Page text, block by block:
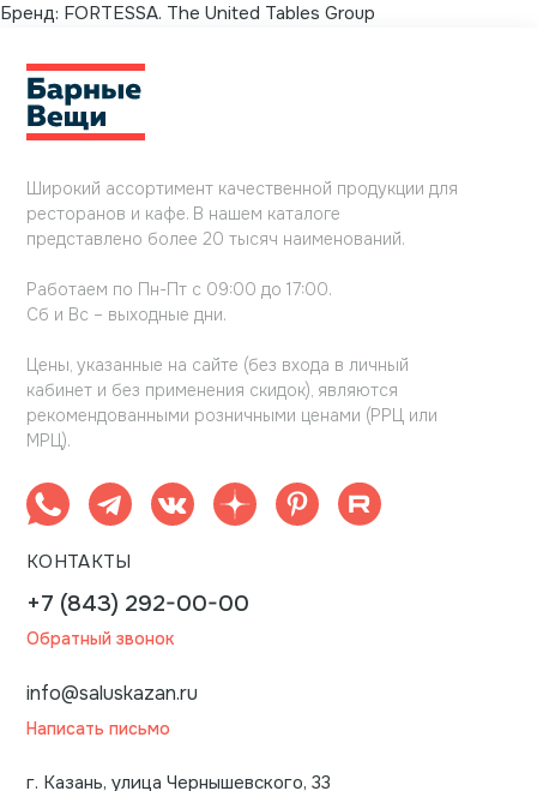
Бренд: FORTESSA. The United Tables Group
Широкий ассортимент качественной продукции для
ресторанов и кафе. В нашем каталоге
представлено более 20 тысяч наименований.
Работаем по Пн-Пт с 09:00 до 17:00.
Сб и Вс – выходные дни.
Цены, указанные на сайте (без входа в личный
кабинет и без применения скидок), являются
рекомендованными розничными ценами (РРЦ или
МРЦ).
КОНТАКТЫ
+7 (843) 292-00-00
Обратный звонок
info@saluskazan.ru
Написать письмо
г. Казань, улица Чернышевского, 33